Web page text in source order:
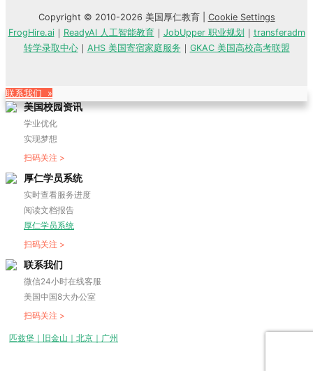
Copyright © 2010-2026 美国厚仁教育 | Cookie Settings
FrogHire.ai｜ ReadyAI 人工智能教育｜ JobUpper 职业规划 ｜ transferadm
转学录取中心｜ AHS 美国寄宿家庭服务 ｜ GKAC 美国高校高考联盟
联系我们 »
美国校园资讯
学业优化
实现梦想
扫码关注 >
厚仁学员系统
实时查看服务进度
阅读文档报告
厚仁学员系统
扫码关注 >
联系我们
微信24小时在线客服
美国中国8大办公室
扫码关注 >
匹兹堡｜旧金山｜北京｜广州